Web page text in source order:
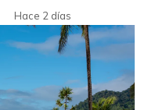
Hace 2 días